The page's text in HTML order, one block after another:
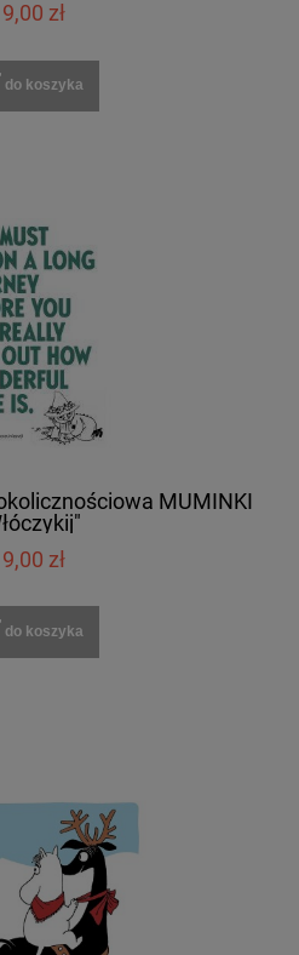
zł
do koszyka
MUMINKI
zł
do koszyka